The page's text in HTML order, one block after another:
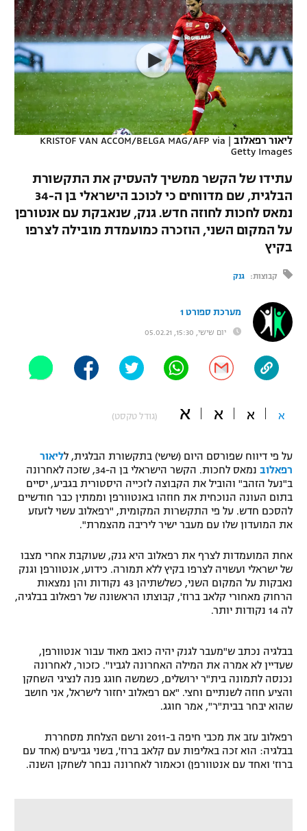
VOD
רץ ברשת
תוצאות
לוח שידורים
ברחבה
"מעל הליגה" – פודקאסט
"מחצית בשכונה" – פודקאסט
משתתפים וזוכים בפרסים
תקנון משתתפים וזוכים בפרסים
תקנון עבור פעילות ספורט 1 – "מרלן"
טניס
גיימינג E-Sports
תנאי שימוש
מדיניות פרטיות
תקנון פעילות ספורט 1
הצטרפות לחבילת הערוצים
לוח דרושים – ג'ובנט
תגיות
המגזין
נבחרת ישראל
מכבי חיפה
בית"ר ירושלים
מכבי תל אביב
הפועל תל אביב
הפועל חיפה
הפועל באר שבע
מכבי נתניה
בני יהודה
ליגה ספרדית
ליגה איטלקית
ליגה צרפתית
ליגה הולנדית
ליגה סינית
ליגה ברזילאית
כדורסל נשים
מכבי תל אביב
הפועל חולון
הפועל ירושלים
דני אבדיה
יורוליג
יורוקאפ
טניס
כדוריד
כדורעף
שחייה
אגרוף
ספורט אולימפי
UFC
היאבקות WWE
אופניים
ספורט מוטורי
בייסבול MLB
ספורט אתגרי ואקסטרים
אומנויות לחימה
גיימינג E-Sports
ליאור רפאלוב |
KRISTOF VAN ACCOM/BELGA MAG/AFP via
Getty Images
עתידו של הקשר ממשיך להעסיק את התקשורת
הבלגית, שם מדווחים כי לכוכב הישראלי בן ה-34
נמאס לחכות לחוזה חדש. גנק, שנאבקת עם אנטורפן
על המקום השני, הוזכרה כמועמדת מובילה לצרפו
בקיץ
קבוצות: גנק
מערכת ספורט 1
יום שישי, 15:30, 05.02.21
א א א א (גודל טקסט)
על פי דיווח שפורסם היום (שישי) בתקשורת הבלגית, לליאור
רפאלוב
נמאס לחכות. הקשר הישראלי בן ה-34, שזכה לאחרונה
ב"נעל הזהב" והוביל את הקבוצה לזכייה היסטורית בגביע, יסיים
בתום העונה הנוכחית את חוזהו באנטוורפן וממתין כבר חודשיים
להסכם חדש. על פי התקשרות המקומית, "רפאלוב עשוי לזעזע
את המועדון שלו עם מעבר ישיר ליריבה מהצמרת".
אחת המועמדות לצרף את רפאלוב היא גנק, שעוקבת אחרי מצבו
של ישראלי ועשויה לצרפו בקיץ ללא תמורה. כידוע, אנטוורפן וגנק
נאבקות על המקום השני, כשלשתיהן 43 נקודות והן נמצאות
הרחוק מאחורי קלאב ברוז', קבוצתו הראשונה של רפאלוב בבלגיה,
לה 14 נקודות יותר.
בבלגיה נכתב ש"מעבר לגנק יהיה כואב מאוד עבור אנטוורפן,
שעדיין לא אמרה את המילה האחרונה לגביו". כזכור, לאחרונה
נכנסה לתמונה בית"ר ירושלים, כשמשה חוגג פנה לנציגי השחקן
והציע חוזה לשנתיים וחצי. "אם רפאלוב יחזור לישראל, אני חושב
שהוא יבחר בבית"ר", אמר חוגג.
רפאלוב עזב את מכבי חיפה ב-2011 ורשם הצלחת מסחררת
בבלגיה: הוא זכה באליפות עם קלאב ברוז', בשני גביעים (אחד עם
ברוז' ואחד עם אנטוורפן) וכאמור לאחרונה נבחר לשחקן השנה.